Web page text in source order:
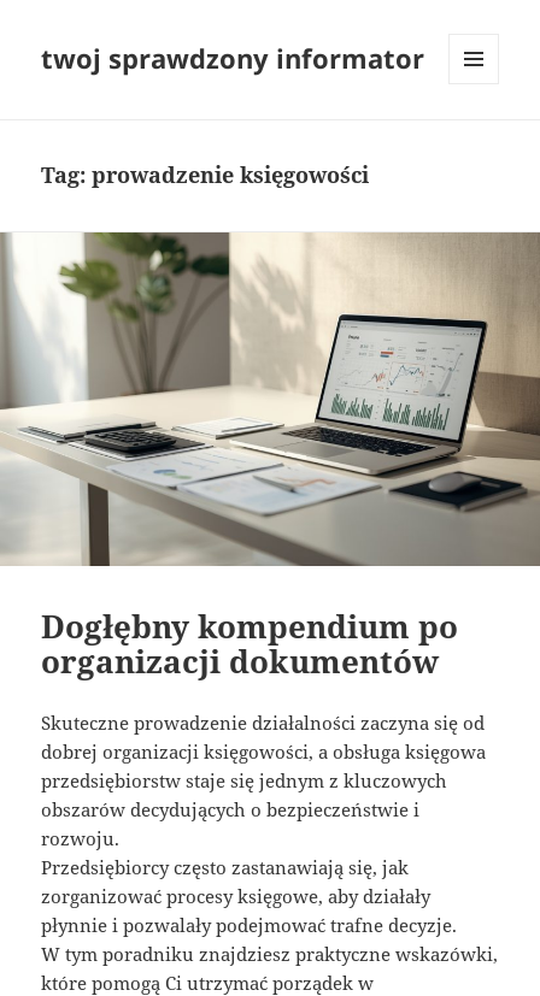
twoj sprawdzony informator
Tag:prowadzenie księgowości
Dogłębny kompendium po
organizacji dokumentów
Skuteczne prowadzenie działalności zaczyna się od
dobrej organizacji księgowości, a obsługa księgowa
przedsiębiorstw staje się jednym z kluczowych
obszarów decydujących o bezpieczeństwie i
rozwoju.
Przedsiębiorcy często zastanawiają się, jak
zorganizować procesy księgowe, aby działały
płynnie i pozwalały podejmować trafne decyzje.
W tym poradniku znajdziesz praktyczne wskazówki,
które pomogą Ci utrzymać porządek w